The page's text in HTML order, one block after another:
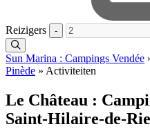
Reizigers -
Sun Marina : Campings Vendée
Pinède » Activiteiten
Le Château :
Saint-Hilaire-de-